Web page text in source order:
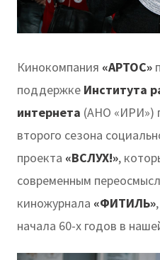
Кинокомпания «АРТОС»
поддержке Института
интернета (АНО «ИРИ»)
второго сезона
проекта «ВСЛУХ!»,
современным
киножурнала «ФИТИЛЬ»
начала 60-х годов в